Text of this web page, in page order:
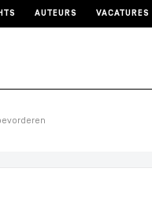
AUTEURS VACATURES